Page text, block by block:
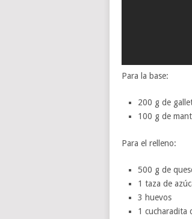
Para la base:
200 g de
100 g de
Para el relleno:
500 g de
1 taza de
3 huevos
1 cucharadita